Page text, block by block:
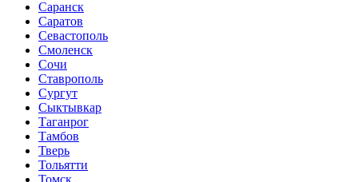
Саранск
Саратов
Севастополь
Смоленск
Сочи
Ставрополь
Сургут
Сыктывкар
Таганрог
Тамбов
Тверь
Тольятти
Томск